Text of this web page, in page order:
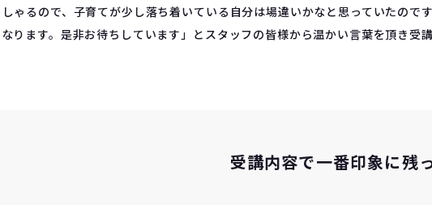
ゃるので、子育てが少し落ち着いている自分は場違いかなと思っていたので
ります。是非お待ちしています」とスタッフの皆様から温かい言葉を頂き受
受講内容で一番印象に残